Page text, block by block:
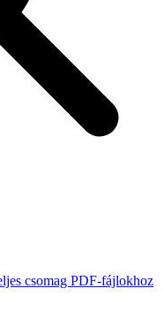
csomag PDF-fájlokhoz